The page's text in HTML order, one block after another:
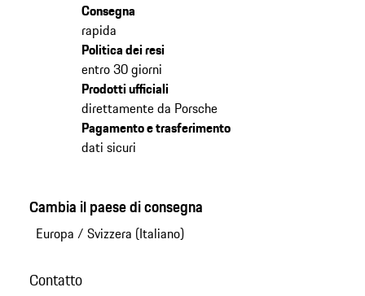
Consegna
rapida
Politica dei resi
entro 30 giorni
Prodotti ufficiali
direttamente da Porsche
Pagamento e trasferimento
dati sicuri
Cambia il paese di consegna
Europa / Svizzera (Italiano)
Contatto